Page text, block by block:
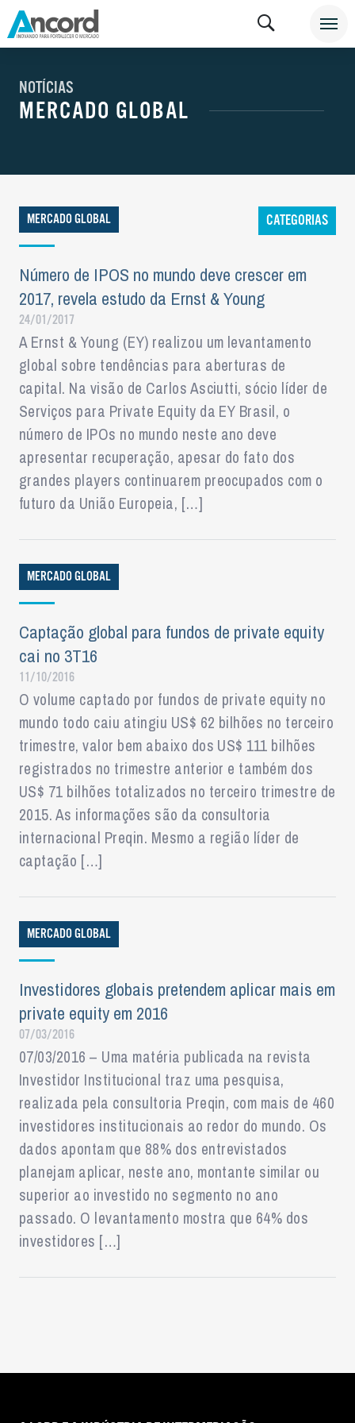
NOTÍCIAS
MERCADO GLOBAL
CATEGORIAS
MERCADO GLOBAL
Número de IPOS no mundo deve crescer em
2017, revela estudo da Ernst & Young
24/01/2017
A Ernst & Young (EY) realizou um levantamento
global sobre tendências para aberturas de
capital. Na visão de Carlos Asciutti, sócio líder de
Serviços para Private Equity da EY Brasil, o
número de IPOs no mundo neste ano deve
apresentar recuperação, apesar do fato dos
grandes players continuarem preocupados com o
futuro da União Europeia, […]
MERCADO GLOBAL
Captação global para fundos de private equity
cai no 3T16
11/10/2016
O volume captado por fundos de private equity no
mundo todo caiu atingiu US$ 62 bilhões no terceiro
trimestre, valor bem abaixo dos US$ 111 bilhões
registrados no trimestre anterior e também dos
US$ 71 bilhões totalizados no terceiro trimestre de
2015. As informações são da consultoria
internacional Preqin. Mesmo a região líder de
captação […]
MERCADO GLOBAL
Investidores globais pretendem aplicar mais em
private equity em 2016
07/03/2016
07/03/2016 – Uma matéria publicada na revista
Investidor Institucional traz uma pesquisa,
realizada pela consultoria Preqin, com mais de 460
investidores institucionais ao redor do mundo. Os
dados apontam que 88% dos entrevistados
planejam aplicar, neste ano, montante similar ou
superior ao investido no segmento no ano
passado. O levantamento mostra que 64% dos
investidores […]